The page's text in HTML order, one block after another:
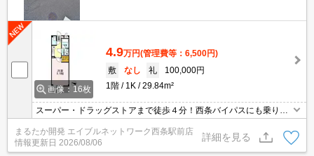
画像：16枚
4.9万円(管理費等：6,500円)
敷
なし 礼
100,000円
1階
1K 29.84m²
スーパー・ドラッグストアまで徒歩４分！西条バイパスにも乗り降
りしやすい立地にあり各方面へのアクセスも良好です♪徒歩圏内に、
大型ＳＣ・病院・飲食店などの生活施設が豊富に点在している人気
の中央エリアです☆ＴＶインターホン付きで来訪者の確認が出来て
まるたか開発 エイブルネットワーク西条駅前店
情報更新日 2026/08/06
詳細を見る